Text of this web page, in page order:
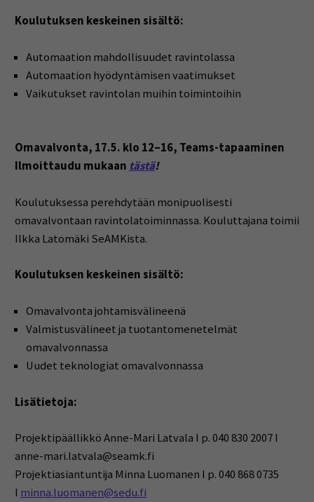
Koulutuksen keskeinen sisältö:
Automaation mahdollisuudet ravintolassa
Automaation hyödyntämisen vaatimukset
Vaikutukset ravintolan muihin toimintoihin
Omavalvonta, 17.5. klo 12–16, Teams-tapaaminen
Ilmoittaudu mukaan tästä!
Koulutuksessa perehdytään monipuolisesti
omavalvontaan ravintolatoiminnassa. Kouluttajana toimii
Ilkka Latomäki SeAMKista.
Koulutuksen keskeinen sisältö:
Omavalvonta johtamisvälineenä
Valmistusvälineet ja tuotantomenetelmät
omavalvonnassa
Uudet teknologiat omavalvonnassa
Lisätietoja:
Projektipäällikkö Anne-Mari Latvala I p. 040 830 2007 I
anne-mari.latvala@seamk.fi
Projektiasiantuntija Minna Luomanen I p. 040 868 0735
I minna.luomanen@sedu.fi